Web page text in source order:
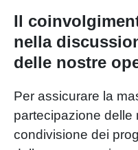
Il
nella
delle nostre
Per assicurare la
partecipazione delle
condivisione dei